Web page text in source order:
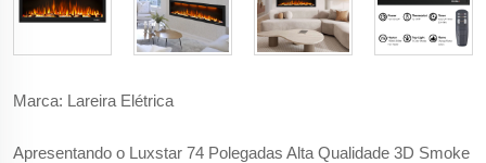
Marca: Lareira Elétrica
Apresentando o Luxstar 74 Polegadas Alta Qualidade 3D Smoke